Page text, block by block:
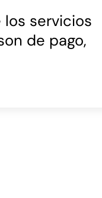
los servicios
de pago,